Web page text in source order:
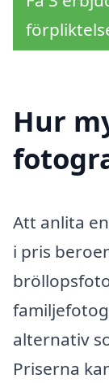
Hur
Att anlita
i pris
alternativ
Priserna